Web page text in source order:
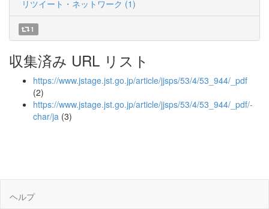
リツイート・ネットワーク (1)
1
収集済み URL リスト
https://www.jstage.jst.go.jp/article/jjsps/53/4/53_944/_pdf
(2)
https://www.jstage.jst.go.jp/article/jjsps/53/4/53_944/_pdf/-
char/ja (3)
ヘルプ